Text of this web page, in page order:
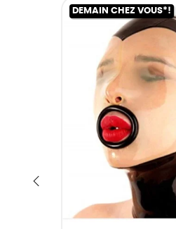
DEMAIN CHEZ VOUS*!